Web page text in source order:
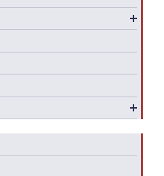
skal man se?